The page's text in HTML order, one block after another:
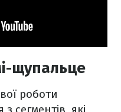
щупальце
роботи
сегментів, які